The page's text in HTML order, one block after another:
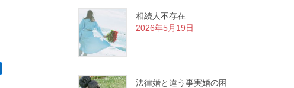
相続人不存在
2026年5月19日
法律婚と違う事実婚の困